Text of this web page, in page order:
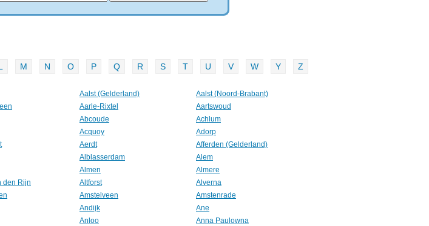
M N O P Q R S T U V W Y Z
Aalst (Gelderland)
Aalst (Noord-Brabant)
Aarle-Rixtel
Aartswoud
Abcoude
Achlum
Acquoy
Adorp
Aerdt
Afferden (Gelderland)
Alblasserdam
Alem
Almen
Almere
den Rijn Altforst
Alverna
Amstelveen
Amstenrade
Andijk
Ane
Anloo
Anna Paulowna